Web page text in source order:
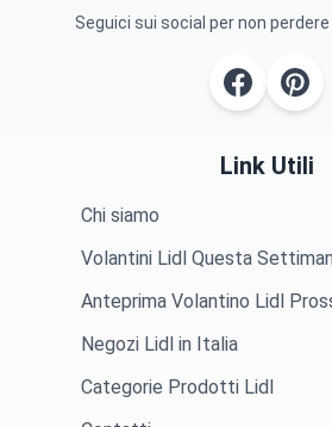
Seguici sui social per non
Link Utili
Chi siamo
Volantini Lidl Questa
Anteprima Volantino Lidl
Negozi Lidl in Italia
Categorie Prodotti Lidl